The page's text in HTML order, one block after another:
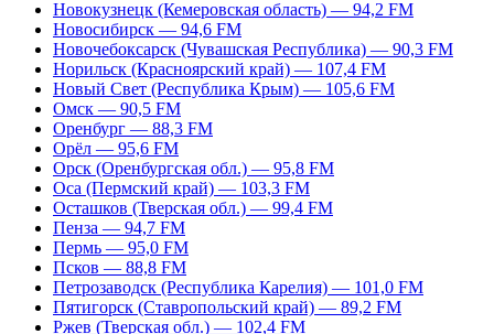
Новокузнецк (Кемеровская область) — 94,2 FM
Новосибирск — 94,6 FM
Новочебоксарск (Чувашская Республика) — 90,3 FM
Норильск (Красноярский край) — 107,4 FM
Новый Свет (Республика Крым) — 105,6 FM
Омск — 90,5 FM
Оренбург — 88,3 FM
Орёл — 95,6 FM
Орск (Оренбургская обл.) — 95,8 FM
Оса (Пермский край) — 103,3 FM
Осташков (Тверская обл.) — 99,4 FM
Пенза — 94,7 FM
Пермь — 95,0 FM
Псков — 88,8 FM
Петрозаводск (Республика Карелия) — 101,0 FM
Пятигорск (Ставропольский край) — 89,2 FM
Ржев (Тверская обл.) — 102,4 FM